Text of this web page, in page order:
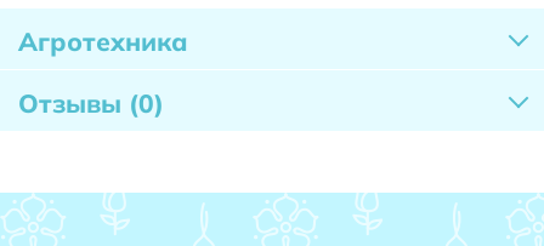
Агротехника
Отзывы (0)